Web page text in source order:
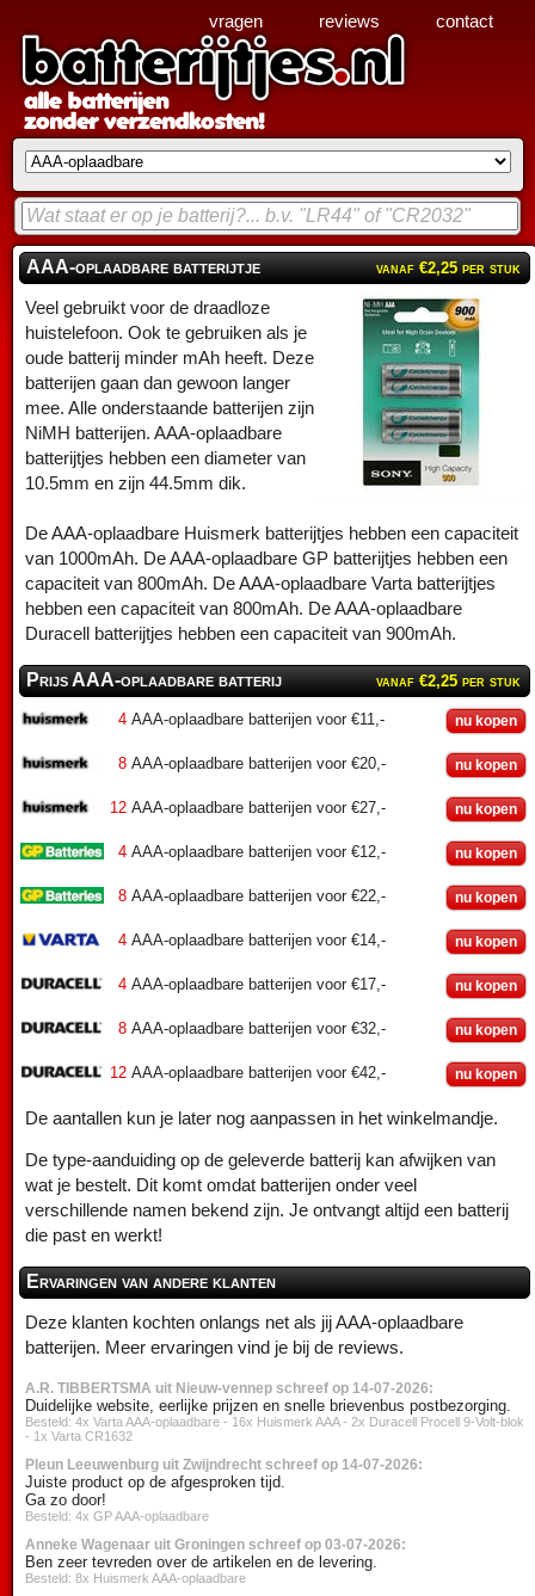
AAA-oplaadbare batterijtje vanaf €2,25 per stuk
Veel gebruikt voor de draadloze
huistelefoon. Ook te gebruiken als je
oude batterij minder mAh heeft. Deze
batterijen gaan dan gewoon langer
mee. Alle onderstaande batterijen zijn
NiMH batterijen. AAA-oplaadbare
batterijtjes hebben een diameter van
10.5mm en zijn 44.5mm dik.
De AAA-oplaadbare Huismerk batterijtjes hebben een capaciteit
van 1000mAh. De AAA-oplaadbare GP batterijtjes hebben een
capaciteit van 800mAh. De AAA-oplaadbare Varta batterijtjes
hebben een capaciteit van 800mAh. De AAA-oplaadbare
Duracell batterijtjes hebben een capaciteit van 900mAh.
Prijs AAA-oplaadbare batterij vanaf €2,25 per stuk
4 AAA-oplaadbare batterijen voor €11,- nu kopen
8 AAA-oplaadbare batterijen voor €20,- nu kopen
12 AAA-oplaadbare batterijen voor €27,- nu kopen
4 AAA-oplaadbare batterijen voor €12,- nu kopen
8 AAA-oplaadbare batterijen voor €22,- nu kopen
4 AAA-oplaadbare batterijen voor €14,- nu kopen
4 AAA-oplaadbare batterijen voor €17,- nu kopen
8 AAA-oplaadbare batterijen voor €32,- nu kopen
12 AAA-oplaadbare batterijen voor €42,- nu kopen
De aantallen kun je later nog aanpassen in het winkelmandje.
De type-aanduiding op de geleverde batterij kan afwijken van
wat je bestelt. Dit komt omdat batterijen onder veel
verschillende namen bekend zijn. Je ontvangt altijd een batterij
die past en werkt!
Ervaringen van andere klanten
Deze klanten kochten onlangs net als jij AAA-oplaadbare
batterijen. Meer ervaringen vind je bij de reviews.
A.R. TIBBERTSMA uit Nieuw-vennep schreef op 14-07-2026:
Duidelijke website, eerlijke prijzen en snelle brievenbus postbezorging.
Besteld: 4x Varta AAA-oplaadbare - 16x Huismerk AAA - 2x Duracell Procell 9-Volt-blok
- 1x Varta CR1632
Pleun Leeuwenburg uit Zwijndrecht schreef op 14-07-2026:
Juiste product op de afgesproken tijd.
Ga zo door!
Besteld: 4x GP AAA-oplaadbare
Anneke Wagenaar uit Groningen schreef op 03-07-2026:
Ben zeer tevreden over de artikelen en de levering.
Besteld: 8x Huismerk AAA-oplaadbare
vragen reviews contact